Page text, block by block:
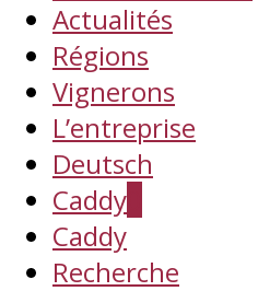
Actualités
Régions
Vignerons
L’entreprise
Deutsch
Caddy
Caddy
Recherche